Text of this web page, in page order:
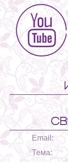
Email:
Тема: